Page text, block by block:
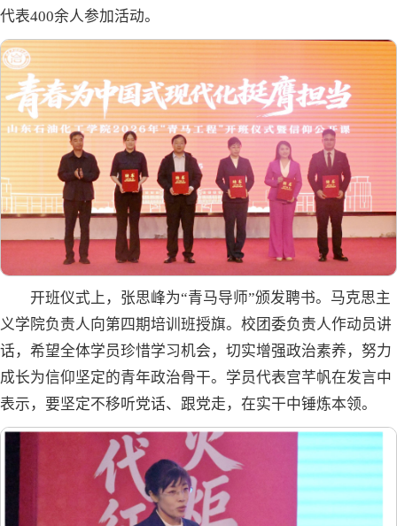
代表400余人参加活动。
开班仪式上，张思峰为“青马导师”颁发聘书。马克思主
义学院负责人向第四期培训班授旗。校团委负责人作动员讲
话，希望全体学员珍惜学习机会，切实增强政治素养，努力
成长为信仰坚定的青年政治骨干。学员代表宫芊帆在发言中
表示，要坚定不移听党话、跟党走，在实干中锤炼本领。